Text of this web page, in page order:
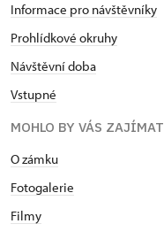
Informace pro návštěvníky
Prohlídkové okruhy
Návštěvní doba
Vstupné
MOHLO BY VÁS ZAJÍMAT
O zámku
Fotogalerie
Filmy